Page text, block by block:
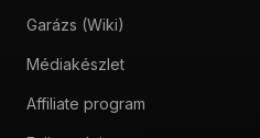
Garázs (Wiki)
Médiakészlet
Affiliate program